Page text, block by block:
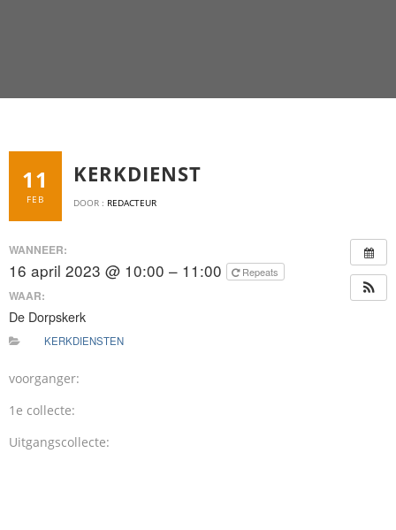
11
FEB
KERKDIENST
DOOR : REDACTEUR
WANNEER:
16 april 2023 @ 10:00 – 11:00 Repeats
WAAR:
De Dorpskerk
KERKDIENSTEN
voorganger:
1e collecte:
Uitgangscollecte: